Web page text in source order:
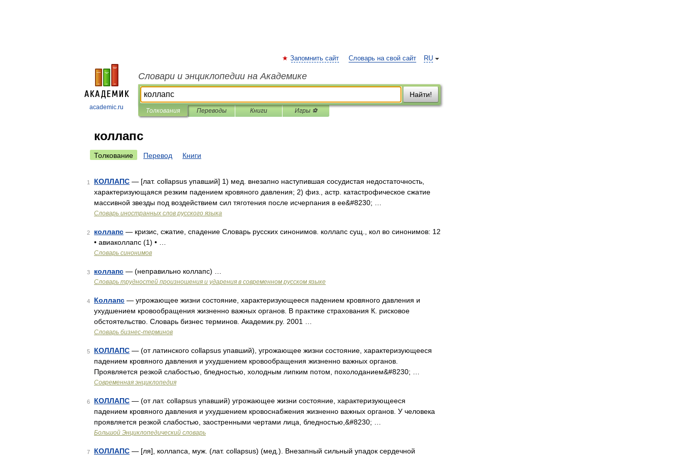
academic.ru
RU
Запомнить сайт Словарь на свой сайт
Словари и энциклопедии на Академике
Найти!
Толкования Переводы Книги Игры ⚽
коллапс
Толкование Перевод Книги
1 КОЛЛАПС — [лат. collapsus упавший] 1) мед. внезапно наступившая сосудистая недостаточность,
характеризующаяся резким падением кровяного давления; 2) физ., астр. катастрофическое сжатие
массивной звезды под воздействием сил тяготения после исчерпания в ее&#8230; …
Словарь иностранных слов русского языка
2 коллапс — кризис, сжатие, спадение Словарь русских синонимов. коллапс сущ., кол во синонимов: 12
• авиаколлапс (1) • …
Словарь синонимов
3 коллапс — (неправильно коллапс) …
Словарь трудностей произношения и ударения в современном русском языке
4 Коллапс — угрожающее жизни состояние, характеризующееся падением кровяного давления и
ухудшением кровообращения жизненно важных органов. В практике страхования К. рисковое
обстоятельство. Словарь бизнес терминов. Академик.ру. 2001 …
Словарь бизнес-терминов
5 КОЛЛАПС — (от латинского collapsus упавший), угрожающее жизни состояние, характеризующееся
падением кровяного давления и ухудшением кровообращения жизненно важных органов.
Проявляется резкой слабостью, бледностью, холодным липким потом, похолоданием&#8230; …
Современная энциклопедия
6 КОЛЛАПС — (от лат. collapsus упавший) угрожающее жизни состояние, характеризующееся
падением кровяного давления и ухудшением кровоснабжения жизненно важных органов. У человека
проявляется резкой слабостью, заостренными чертами лица, бледностью,&#8230; …
Большой Энциклопедический словарь
7 КОЛЛАПС — [ля], коллапса, муж. (лат. collapsus) (мед.). Внезапный сильный упадок сердечной